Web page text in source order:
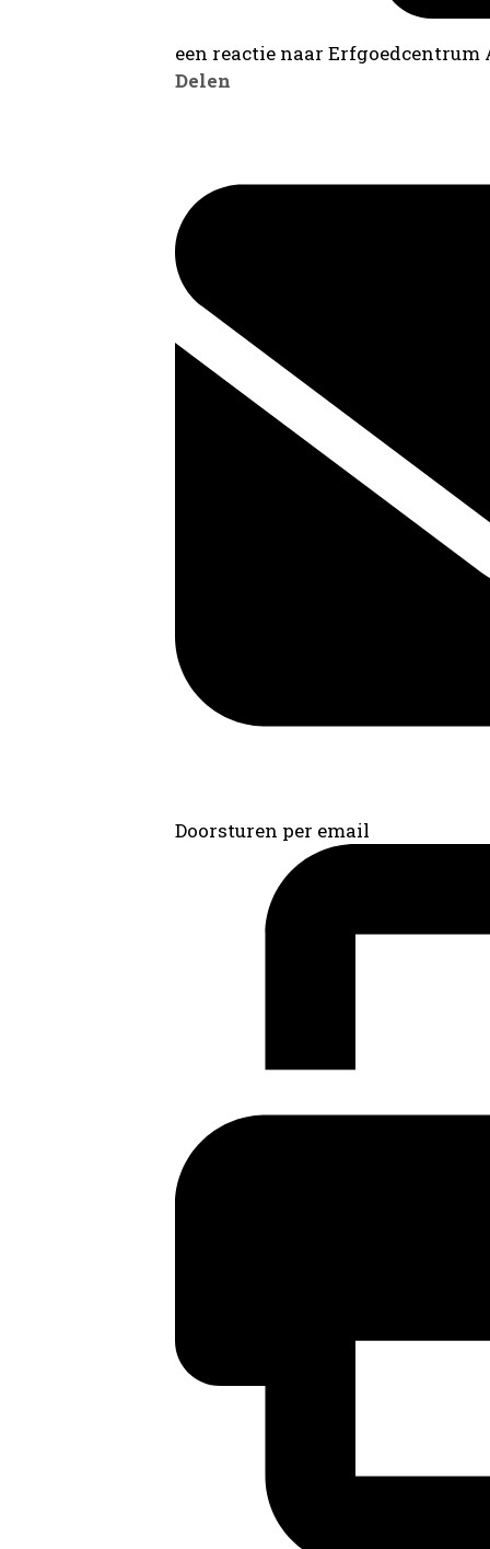
een reactie naar
Delen
Doorsturen per email